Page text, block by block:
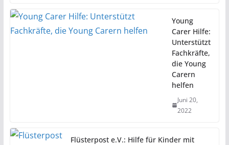
Young
Carer Hilfe:
Unterstützt
Fachkräfte,
die Young
Carern
helfen
Juni 20,
2022
Flüsterpost e.V.: Hilfe für Kinder mit